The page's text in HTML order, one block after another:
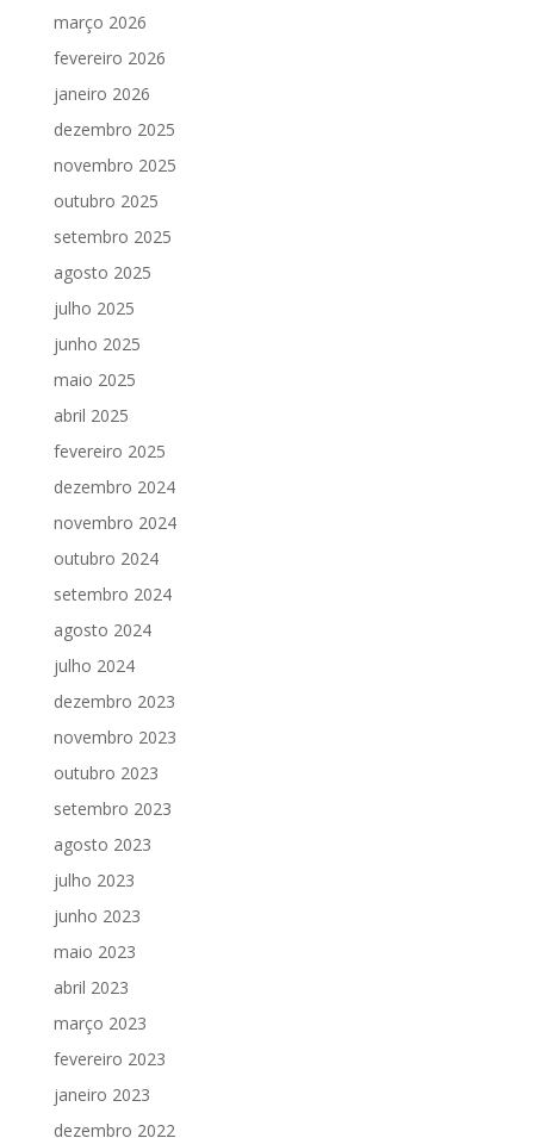
março 2026
fevereiro 2026
janeiro 2026
dezembro 2025
novembro 2025
outubro 2025
setembro 2025
agosto 2025
julho 2025
junho 2025
maio 2025
abril 2025
fevereiro 2025
dezembro 2024
novembro 2024
outubro 2024
setembro 2024
agosto 2024
julho 2024
dezembro 2023
novembro 2023
outubro 2023
setembro 2023
agosto 2023
julho 2023
junho 2023
maio 2023
abril 2023
março 2023
fevereiro 2023
janeiro 2023
dezembro 2022